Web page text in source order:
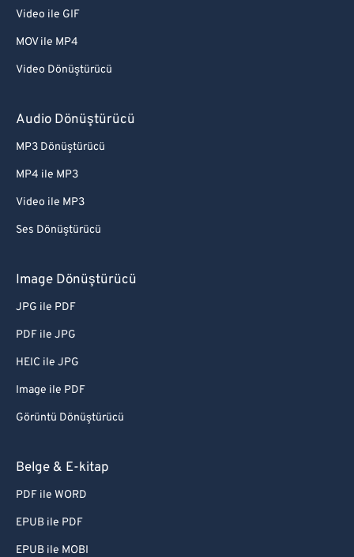
Video ile GIF
MOV ile MP4
Video Dönüştürücü
Audio Dönüştürücü
MP3 Dönüştürücü
MP4 ile MP3
Video ile MP3
Ses Dönüştürücü
Image Dönüştürücü
JPG ile PDF
PDF ile JPG
HEIC ile JPG
Image ile PDF
Görüntü Dönüştürücü
Belge & E-kitap
PDF ile WORD
EPUB ile PDF
EPUB ile MOBI